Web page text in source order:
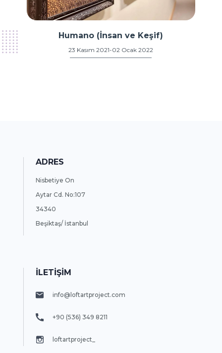
Humano (İnsan ve Keşif)
23 Kasım 2021-02 Ocak 2022
ADRES
Nisbetiye On
Aytar Cd. No:107
34340
Beşiktaş/ İstanbul
İLETİŞİM
info@loftartproject.com
+90 (536) 349 8211
loftartproject_